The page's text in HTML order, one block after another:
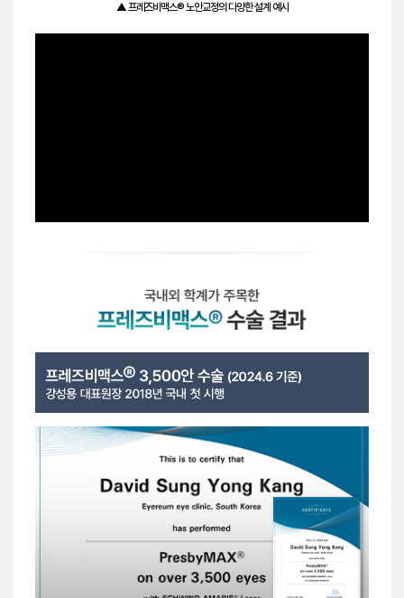
▲ 프레즈비맥스® 노안교정의 다양한 설계 예시